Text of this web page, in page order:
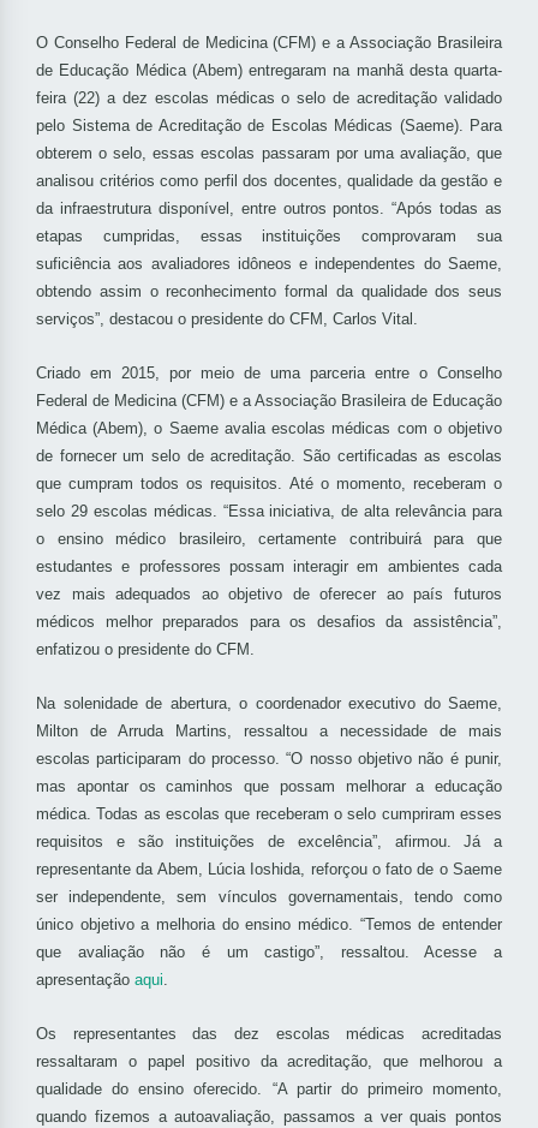
O Conselho Federal de Medicina (CFM) e a Associação Brasileira
de Educação Médica (Abem) entregaram na manhã desta quarta-
feira (22) a dez escolas médicas o selo de acreditação validado
pelo Sistema de Acreditação de Escolas Médicas (Saeme). Para
obterem o selo, essas escolas passaram por uma avaliação, que
analisou critérios como perfil dos docentes, qualidade da gestão e
da infraestrutura disponível, entre outros pontos. “Após todas as
etapas cumpridas, essas instituições comprovaram sua
suficiência aos avaliadores idôneos e independentes do Saeme,
obtendo assim o reconhecimento formal da qualidade dos seus
serviços”, destacou o presidente do CFM, Carlos Vital.
Criado em 2015, por meio de uma parceria entre o Conselho
Federal de Medicina (CFM) e a Associação Brasileira de Educação
Médica (Abem), o Saeme avalia escolas médicas com o objetivo
de fornecer um selo de acreditação. São certificadas as escolas
que cumpram todos os requisitos. Até o momento, receberam o
selo 29 escolas médicas. “Essa iniciativa, de alta relevância para
o ensino médico brasileiro, certamente contribuirá para que
estudantes e professores possam interagir em ambientes cada
vez mais adequados ao objetivo de oferecer ao país futuros
médicos melhor preparados para os desafios da assistência”,
enfatizou o presidente do CFM.
Na solenidade de abertura, o coordenador executivo do Saeme,
Milton de Arruda Martins, ressaltou a necessidade de mais
escolas participaram do processo. “O nosso objetivo não é punir,
mas apontar os caminhos que possam melhorar a educação
médica. Todas as escolas que receberam o selo cumpriram esses
requisitos e são instituições de excelência”, afirmou. Já a
representante da Abem, Lúcia Ioshida, reforçou o fato de o Saeme
ser independente, sem vínculos governamentais, tendo como
único objetivo a melhoria do ensino médico. “Temos de entender
que avaliação não é um castigo”, ressaltou. Acesse a
apresentação aqui.
Os representantes das dez escolas médicas acreditadas
ressaltaram o papel positivo da acreditação, que melhorou a
qualidade do ensino oferecido. “A partir do primeiro momento,
quando fizemos a autoavaliação, passamos a ver quais pontos